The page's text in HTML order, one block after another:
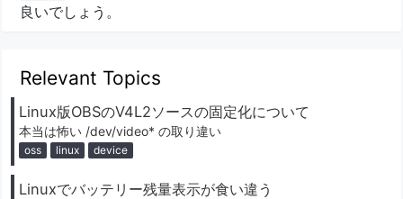
良いでしょう。
Relevant Topics
Linux版OBSのV4L2ソースの固定化について
本当は怖い /dev/video* の取り違い
oss linux device
Linuxでバッテリー残量表示が食い違う